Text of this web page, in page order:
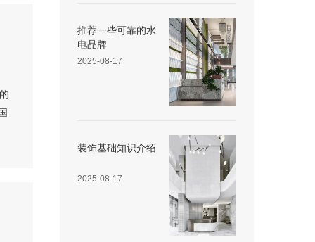
推荐一些可靠的水
电品牌
2025-08-17
装饰基础知识介绍
2025-08-17